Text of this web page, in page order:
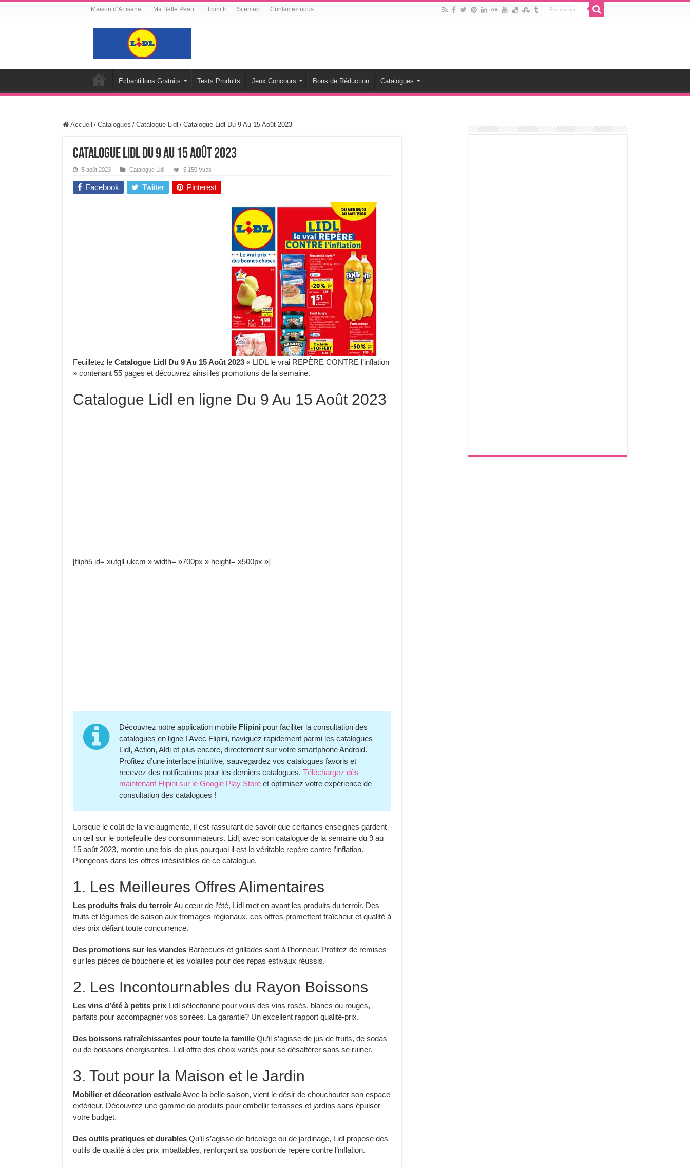
Maison d’Artisanat Ma Belle Peau Flipini.fr Sitemap Contactez nous
Échantillons Gratuits Tests Produits Jeux Concours Bons de Réduction Catalogues
Accueil / Catalogues / Catalogue Lidl / Catalogue Lidl Du 9 Au 15 Août 2023
Catalogue Lidl Du 9 Au 15 Août 2023
5 août 2023 Catalogue Lidl 5,150 Vues
Facebook Twitter Pinterest
Feuilletez le Catalogue Lidl Du 9 Au 15 Août 2023 « LIDL le vrai REPÈRE CONTRE l’inflation
» contenant 55 pages et découvrez ainsi les promotions de la semaine.
Catalogue Lidl en ligne Du 9 Au 15 Août 2023
[fliph5 id= »utgll-ukcm » width= »700px » height= »500px »]
Découvrez notre application mobile Flipini pour faciliter la consultation des
catalogues en ligne ! Avec Flipini, naviguez rapidement parmi les catalogues
Lidl, Action, Aldi et plus encore, directement sur votre smartphone Android.
Profitez d’une interface intuitive, sauvegardez vos catalogues favoris et
recevez des notifications pour les derniers catalogues. Téléchargez dès
maintenant Flipini sur le Google Play Store et optimisez votre expérience de
consultation des catalogues !
Lorsque le coût de la vie augmente, il est rassurant de savoir que certaines enseignes gardent
un œil sur le portefeuille des consommateurs. Lidl, avec son catalogue de la semaine du 9 au
15 août 2023, montre une fois de plus pourquoi il est le véritable repère contre l’inflation.
Plongeons dans les offres irrésistibles de ce catalogue.
1. Les Meilleures Offres Alimentaires
Les produits frais du terroirAu cœur de l’été, Lidl met en avant les produits du terroir. Des
fruits et légumes de saison aux fromages régionaux, ces offres promettent fraîcheur et qualité à
des prix défiant toute concurrence.
Des promotions sur les viandes Barbecues et grillades sont à l’honneur. Profitez de remises
sur les pièces de boucherie et les volailles pour des repas estivaux réussis.
2. Les Incontournables du Rayon Boissons
Les vins d’été à petits prix Lidl sélectionne pour vous des vins rosés, blancs ou rouges,
parfaits pour accompagner vos soirées. La garantie? Un excellent rapport qualité-prix.
Des boissons rafraîchissantes pour toute la famille Qu’il s’agisse de jus de fruits, de sodas
ou de boissons énergisantes, Lidl offre des choix variés pour se désaltérer sans se ruiner.
3. Tout pour la Maison et le Jardin
Mobilier et décoration estivaleAvec la belle saison, vient le désir de chouchouter son espace
extérieur. Découvrez une gamme de produits pour embellir terrasses et jardins sans épuiser
votre budget.
Des outils pratiques et durables Qu’il s’agisse de bricolage ou de jardinage, Lidl propose des
outils de qualité à des prix imbattables, renforçant sa position de repère contre l’inflation.